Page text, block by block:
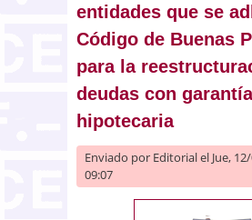
entidades que se
Código de Buenas
para la
deudas con garantía
hipotecaria
Enviado por Editorialel Jue,
09:07